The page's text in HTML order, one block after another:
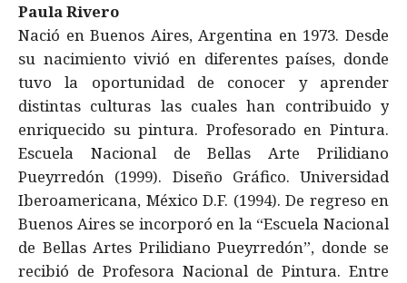
Paula Rivero
Nació en Buenos Aires, Argentina en 1973. Desde
su nacimiento vivió en diferentes países, donde
tuvo la oportunidad de conocer y aprender
distintas culturas las cuales han contribuido y
enriquecido su pintura. Profesorado en Pintura.
Escuela Nacional de Bellas Arte Prilidiano
Pueyrredón (1999). Diseño Gráfico. Universidad
Iberoamericana, México D.F. (1994). De regreso en
Buenos Aires se incorporó en la “Escuela Nacional
de Bellas Artes Prilidiano Pueyrredón”, donde se
recibió de Profesora Nacional de Pintura. Entre